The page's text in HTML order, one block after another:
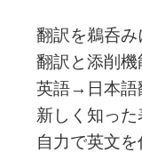
翻訳を鵜呑み
翻訳と添削
英語→日本語
新しく知っ
自力で英文を